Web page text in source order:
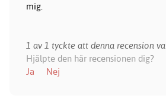
mig.
1 av 1 tyckte att denna recension
Hjälpte den här recensionen dig?
Ja
Nej